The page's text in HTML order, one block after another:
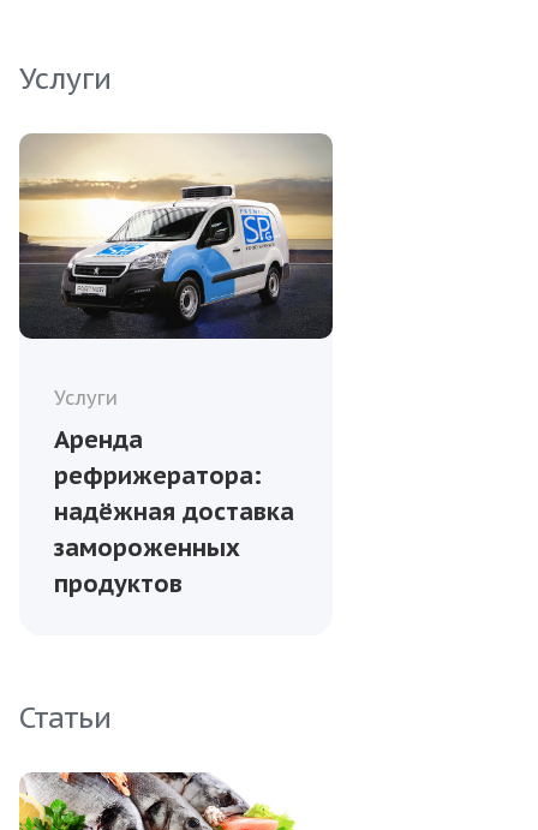
Услуги
Услуги
Аренда
рефрижератора:
надёжная доставка
замороженных
продуктов
Статьи